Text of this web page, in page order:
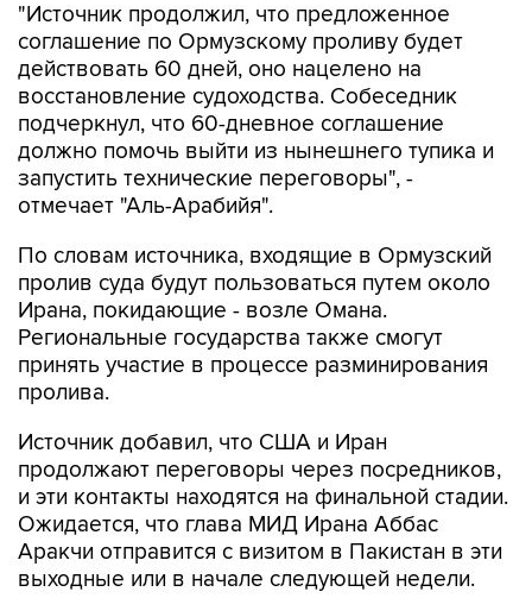
"Источник продолжил, что предложенное
соглашение по Ормузскому проливу будет
действовать 60 дней, оно нацелено на
восстановление судоходства. Собеседник
подчеркнул, что 60-дневное соглашение
должно помочь выйти из нынешнего тупика и
запустить технические переговоры", -
отмечает "Аль-Арабийя".
По словам источника, входящие в Ормузский
пролив суда будут пользоваться путем около
Ирана, покидающие - возле Омана.
Региональные государства также смогут
принять участие в процессе разминирования
пролива.
Источник добавил, что США и Иран
продолжают переговоры через посредников,
и эти контакты находятся на финальной стадии.
Ожидается, что глава МИД Ирана Аббас
Аракчи отправится с визитом в Пакистан в эти
выходные или в начале следующей недели.